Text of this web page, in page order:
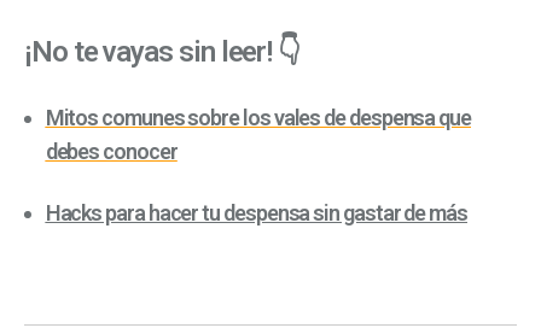
¡No te vayas sin leer! 👇
Mitos comunes sobre los vales de despensa que
debes conocer
Hacks para hacer tu despensa sin gastar de más